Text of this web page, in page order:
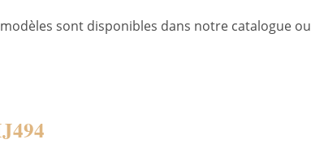
sont disponibles dans notre catalogue ou